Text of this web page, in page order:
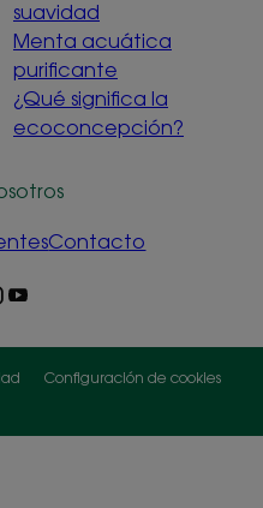
suavidad
Menta acuática
purificante
¿Qué significa la
ecoconcepción?
Contacto
Configuración de cookies